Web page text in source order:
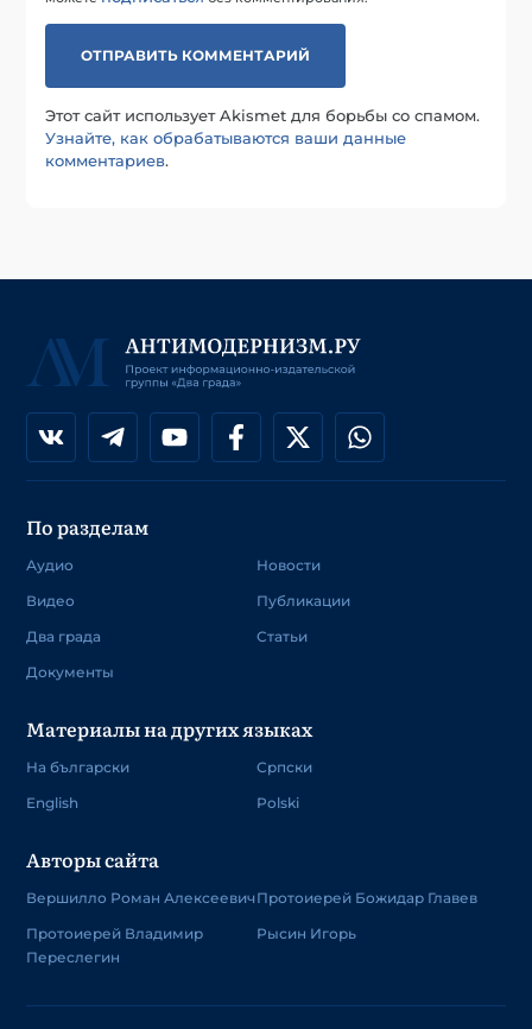
Этот сайт использует Akismet для борьбы со спамом.
Узнайте, как обрабатываются ваши данные
комментариев.
По разделам
Аудио
Видео
Два града
Документы
Новости
Публикации
Статьи
Материалы на других языках
На български
English
Српски
Polski
Авторы сайта
Вершилло Роман Алексеевич
Протоиерей Владимир
Переслегин
Протоиерей Божидар Главев
Рысин Игорь